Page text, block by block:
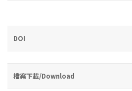
DOI
檔案下載/Download